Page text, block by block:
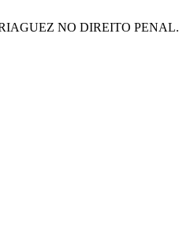
NO DIREITO PENAL.